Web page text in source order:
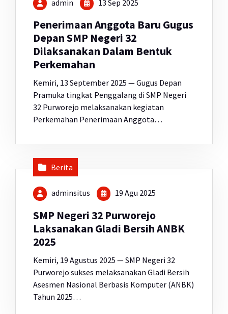
admin 13 Sep 2025
Penerimaan Anggota Baru Gugus
Depan SMP Negeri 32
Dilaksanakan Dalam Bentuk
Perkemahan
Kemiri, 13 September 2025 — Gugus Depan
Pramuka tingkat Penggalang di SMP Negeri
32 Purworejo melaksanakan kegiatan
Perkemahan Penerimaan Anggota…
Berita
adminsitus 19 Agu 2025
SMP Negeri 32 Purworejo
Laksanakan Gladi Bersih ANBK
2025
Kemiri, 19 Agustus 2025 — SMP Negeri 32
Purworejo sukses melaksanakan Gladi Bersih
Asesmen Nasional Berbasis Komputer (ANBK)
Tahun 2025…